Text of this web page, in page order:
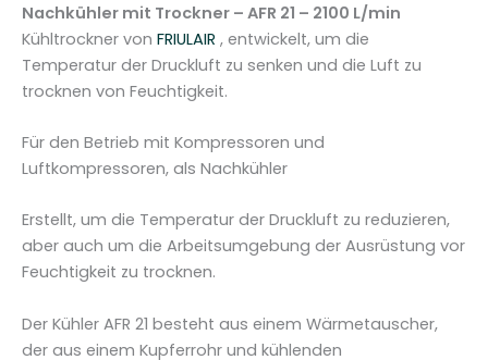
A
F
R
2
-
2
0
0
L
e
Nachkühler mit Trockner – AFR 21 – 2100 L/min
Kühltrockner von FRIULAIR , entwickelt, um die
Temperatur der Druckluft zu senken und die Luft zu
trocknen von Feuchtigkeit.
Für den Betrieb mit Kompressoren und
Luftkompressoren, als Nachkühler
Erstellt, um die Temperatur der Druckluft zu reduzieren,
aber auch um die Arbeitsumgebung der Ausrüstung vor
Feuchtigkeit zu trocknen.
Der Kühler AFR 21 besteht aus einem Wärmetauscher,
der aus einem Kupferrohr und kühlenden